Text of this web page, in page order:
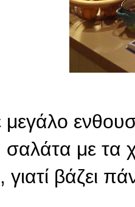
μεγάλο
με τα
βάζει